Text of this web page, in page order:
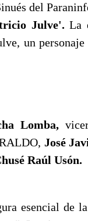
del
Julve'. La
un personaje
Lomba,
José
Raúl Usón.
esencial de